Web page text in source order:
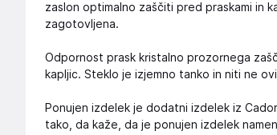
zaslon optimalno zaščiti pred praskami in
zagotovljena.
Odpornost prask kristalno prozornega
kapljic. Steklo je izjemno tanko in niti ne
Ponujen izdelek je dodatni izdelek iz
tako, da kaže, da je ponujen izdelek